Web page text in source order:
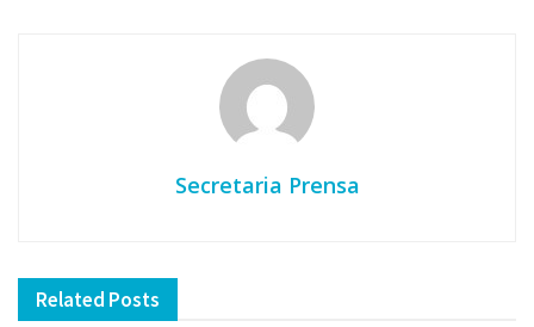
Secretaria Prensa
Related Posts